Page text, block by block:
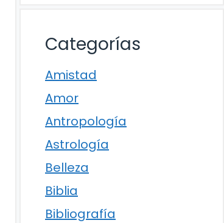
Categorías
Amistad
Amor
Antropología
Astrología
Belleza
Biblia
Bibliografía